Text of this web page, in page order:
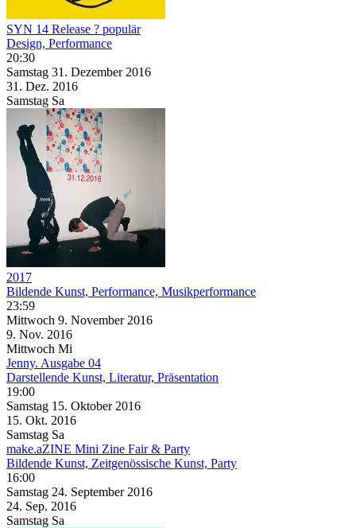
SYN 14 Release ? populär
Design, Performance
20:30
Samstag 31. Dezember 2016
31. Dez. 2016
Samstag Sa
2017
Bildende Kunst, Performance, Musikperformance
23:59
Mittwoch 9. November 2016
9. Nov. 2016
Mittwoch Mi
Jenny. Ausgabe 04
Darstellende Kunst, Literatur, Präsentation
19:00
Samstag 15. Oktober 2016
15. Okt. 2016
Samstag Sa
make.aZINE Mini Zine Fair & Party
Bildende Kunst, Zeitgenössische Kunst, Party
16:00
Samstag 24. September 2016
24. Sep. 2016
Samstag Sa